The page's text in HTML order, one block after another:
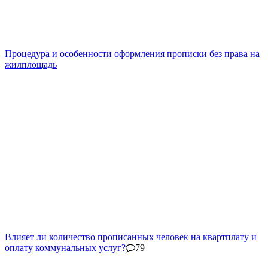
Процедура и особенности оформления прописки без права на
жилплощадь
Влияет ли количество прописанных человек на квартплату и
оплату коммунальных услуг?
79